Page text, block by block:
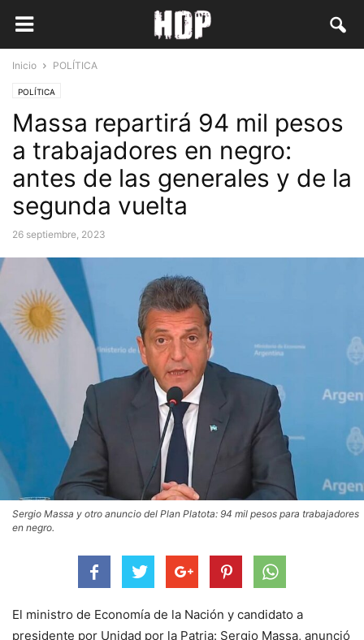
Inicio POLÍTICA
POLÍTICA
Massa repartirá 94 mil pesos
a trabajadores en negro:
antes de las generales y de la
segunda vuelta
26 septiembre, 2023
Sergio Massa y otro anuncio del Plan Platota: 94 mil pesos para trabajadores
en negro.
El ministro de Economía de la Nación y candidato a
presidente por Unidad por la Patria: Sergio Massa, anunció